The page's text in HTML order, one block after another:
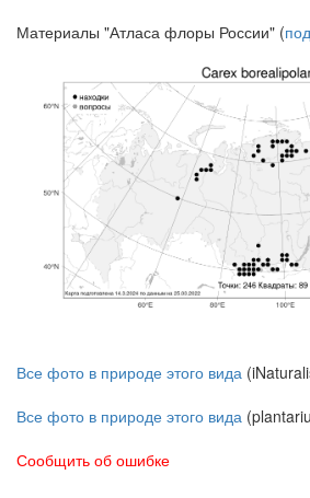
Материалы "Атласа флоры России" (
Все фото в природе этого вида
Все фото в природе этого вида
Сообщить об ошибке